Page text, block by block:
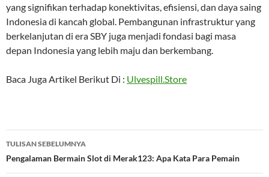
yang signifikan terhadap konektivitas, efisiensi, dan daya saing
Indonesia di kancah global. Pembangunan infrastruktur yang
berkelanjutan di era SBY juga menjadi fondasi bagi masa
depan Indonesia yang lebih maju dan berkembang.
Baca Juga Artikel Berikut Di : Ulvespill.Store
Navigasi
Tulisan
TULISAN SEBELUMNYA
Pengalaman Bermain Slot di Merak123: Apa Kata Para Pemain